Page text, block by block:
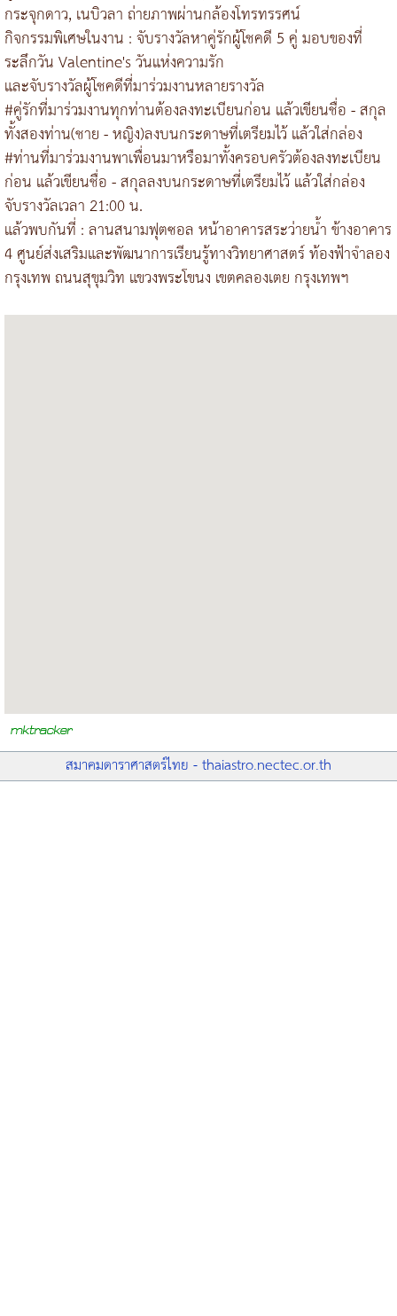
กระจุกดาว, เนบิวลา ถ่ายภาพผ่านกล้องโทรทรรศน์
กิจกรรมพิเศษในงาน : จับรางวัลหาคู่รักผู้โชคดี 5 คู่ มอบของที่
ระลึกวัน Valentine's วันแห่งความรัก
และจับรางวัลผู้โชคดีที่มาร่วมงานหลายรางวัล
#คู่รักที่มาร่วมงานทุกท่านต้องลงทะเบียนก่อน แล้วเขียนชื่อ - สกุล
ทั้งสองท่าน(ชาย - หญิง)ลงบนกระดาษที่เตรียมไว้ แล้วใส่กล่อง
#ท่านที่มาร่วมงานพาเพื่อนมาหรือมาทั้งครอบครัวต้องลงทะเบียน
ก่อน แล้วเขียนชื่อ - สกุลลงบนกระดาษที่เตรียมไว้ แล้วใส่กล่อง
จับรางวัลเวลา 21:00 น.
แล้วพบกันที่ : ลานสนามฟุตซอล หน้าอาคารสระว่ายน้ำ ข้างอาคาร
4 ศูนย์ส่งเสริมและพัฒนาการเรียนรู้ทางวิทยาศาสตร์ ท้องฟ้าจำลอง
กรุงเทพ ถนนสุขุมวิท แขวงพระโขนง เขตคลองเตย กรุงเทพฯ
สมาคมดาราศาสตร์ไทย - thaiastro.nectec.or.th